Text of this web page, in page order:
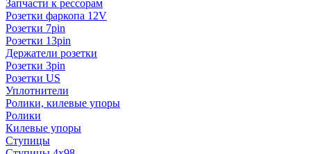
Запчасти к рессорам
Розетки фаркопа 12V
Розетки 7pin
Розетки 13pin
Держатели розетки
Розетки 3pin
Розетки US
Уплотнители
Ролики, килевые упоры
Ролики
Килевые упоры
Ступицы